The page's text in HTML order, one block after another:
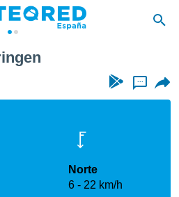
...
Norte
6
22 km/h